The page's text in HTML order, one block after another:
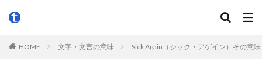
HOME 文字・文言の意味 Sick Again（シック・アゲイン）その意